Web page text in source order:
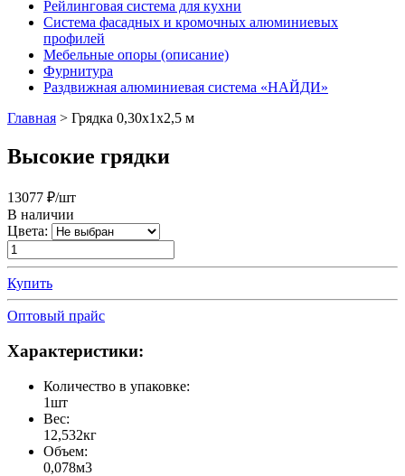
Рейлинговая система для кухни
Система фасадных и кромочных алюминиевых
профилей
Мебельные опоры (описание)
Фурнитура
Раздвижная алюминиевая система «НАЙДИ»
Главная > Грядка 0,30х1х2,5 м
Высокие грядки
13077 ₽/шт
В наличии
Цвета:
Купить
Оптовый прайс
Характеристики:
Количество в упаковке:
1шт
Вес:
12,532кг
Объем:
0,078м3